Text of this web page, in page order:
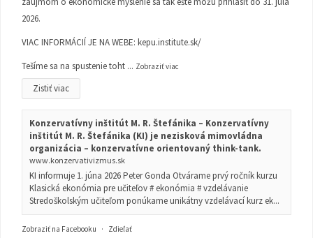
2026.
VIAC INFORMÁCIÍ JE NA WEBE: kepu.institute.sk/
Tešíme sa na spustenie toht ... Zobraziť viac
Zistiť viac
Konzervatívny inštitút M. R. Štefánika – Konzervatívny
inštitút M. R. Štefánika (KI) je nezisková mimovládna
organizácia – konzervatívne orientovaný think-tank.
www.konzervativizmus.sk
KI informuje 1. júna 2026 Peter Gonda Otvárame prvý ročník kurzu
Klasická ekonómia pre učiteľov # ekonómia # vzdelávanie
Stredoškolským učiteľom ponúkame unikátny vzdelávací kurz ek...
Zobraziť na Facebooku · Zdieľať